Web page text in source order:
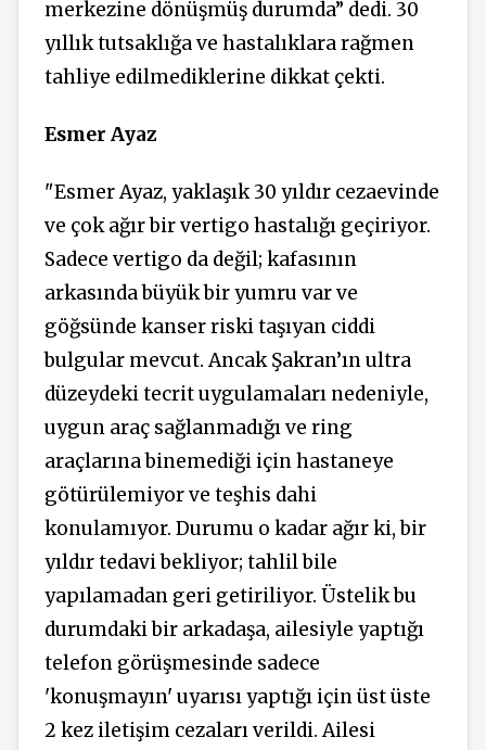
merkezine dönüşmüş durumda” dedi. 30
yıllıktutsaklığave hastalıklara rağmen
tahliye edilmediklerine dikkat çekti.
Esmer Ayaz
"Esmer Ayaz, yaklaşık 30 yıldır cezaevinde
ve çok ağır bir vertigo hastalığı geçiriyor.
Sadece vertigo da değil; kafasının
arkasında büyük bir yumru var ve
göğsünde kanser riski taşıyan ciddi
bulgular mevcut. Ancak Şakran’ın ultra
düzeydeki tecrit uygulamaları nedeniyle,
uygun araç sağlanmadığı ve ring
araçlarına binemediği için hastaneye
götürülemiyor ve teşhis dahi
konulamıyor. Durumu o kadar ağır ki, bir
yıldır tedavi bekliyor; tahlil bile
yapılamadan geri getiriliyor. Üstelik bu
durumdaki bir arkadaşa, ailesiyle yaptığı
telefon görüşmesinde sadece
'konuşmayın' uyarısı yaptığı için üst üste
2 kez iletişim cezaları verildi. Ailesi